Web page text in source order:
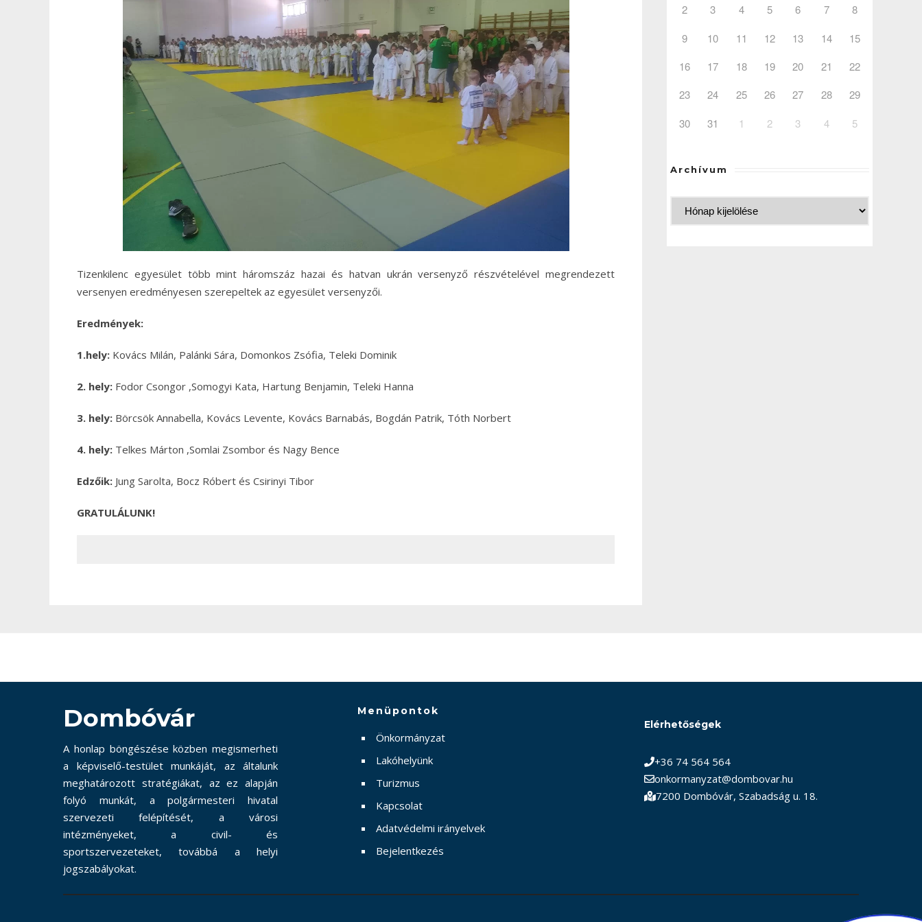
Tizenkilenc egyesület több mint háromszáz hazai és hatvan ukrán versenyző részvételével megrendezett
versenyen eredményesen szerepeltek az egyesület versenyzői.
Eredmények:
1.hely: Kovács Milán, Palánki Sára, Domonkos Zsófia, Teleki Dominik
2. hely: Fodor Csongor ,Somogyi Kata, Hartung Benjamin, Teleki Hanna
3. hely: Börcsök Annabella, Kovács Levente, Kovács Barnabás, Bogdán Patrik, Tóth Norbert
4. hely: Telkes Márton ,Somlai Zsombor és Nagy Bence
Edzőik: Jung Sarolta, Bocz Róbert és Csirinyi Tibor
GRATULÁLUNK!
2
3 4 5 6 7
8
9
10 11 12 13 14
15
16
17 18 19 20 21
22
23
24 25 26 27 28
29
30
31 1 2 3 4 5
Archívum
Dombóvár
A honlap böngészése közben megismerheti
a képviselő-testület munkáját, az általunk
meghatározott stratégiákat, az ez alapján
folyó munkát, a polgármesteri hivatal
szervezeti felépítését, a városi
intézményeket, a civil- és
sportszervezeteket, továbbá a helyi
jogszabályokat.
Menüpontok
Önkormányzat
Lakóhelyünk
Turizmus
Kapcsolat
Adatvédelmi irányelvek
Bejelentkezés
Elérhetőségek
+36 74 564 564
onkormanyzat@dombovar.hu
7200 Dombóvár, Szabadság u. 18.